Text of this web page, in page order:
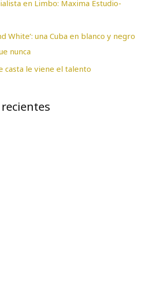
en Limbo: Maxima Estudio-
White’: una Cuba en blanco y negro
nunca
casta le viene el talento